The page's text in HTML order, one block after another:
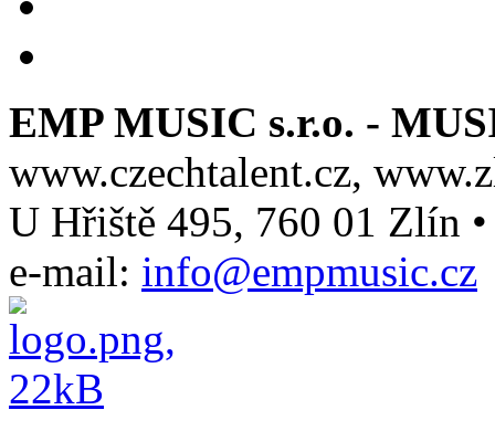
EMP MUSIC s.r.o. -
www.czechtalent.cz,
U Hřiště 495, 760 01 Zlín
e-mail: info@empmusic.cz